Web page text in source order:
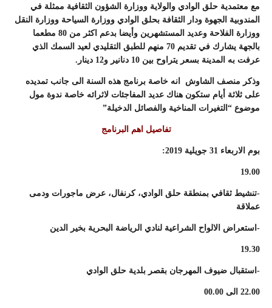
مع معتمدية حلق الوادي والولاية ووزارة الشؤون الثقافية ممثلة في
المندوبية الجهوة ودار الثقافة بحلق الوادي ووزارة السياحة ووزارة النقل
ووزارة الفلاحة وعديد المستشهرين وأيضا بدعم اكثر من 80 مطعما
بالجهة يشارك في تقديم 70 منهم للطبق التقليدي لعيد السمك الذي
عرفت به المدينة بسعر يتراوح بين 10 دنانير و12 دينار.
وذكر منصف الشاوش انه خاصة برنامج هذه السنة الى جانب تمديده
على ثلاثة أيام ستكون هناك عديد المفاجئات لاثرائه خاصة ندوة مول
موضوع “التغيرات المناخية والفصائل الدخيلة”
تفاصيل اهم البرنامج
بوم الاربعاء 31 جويلية 2019:
19.00
-تنشيط ثقافي بمنطقة حلق الوادي، كرنفال، عرض ماجورات ودمى
عملاقة
-استعراض الالواح الشراعية لنادي الرياضة البحرية بخير الدين
19.30
-استقبال ضيوف المهرجان بقصر بلدية حلق الوادي
22.00 الى 00.00